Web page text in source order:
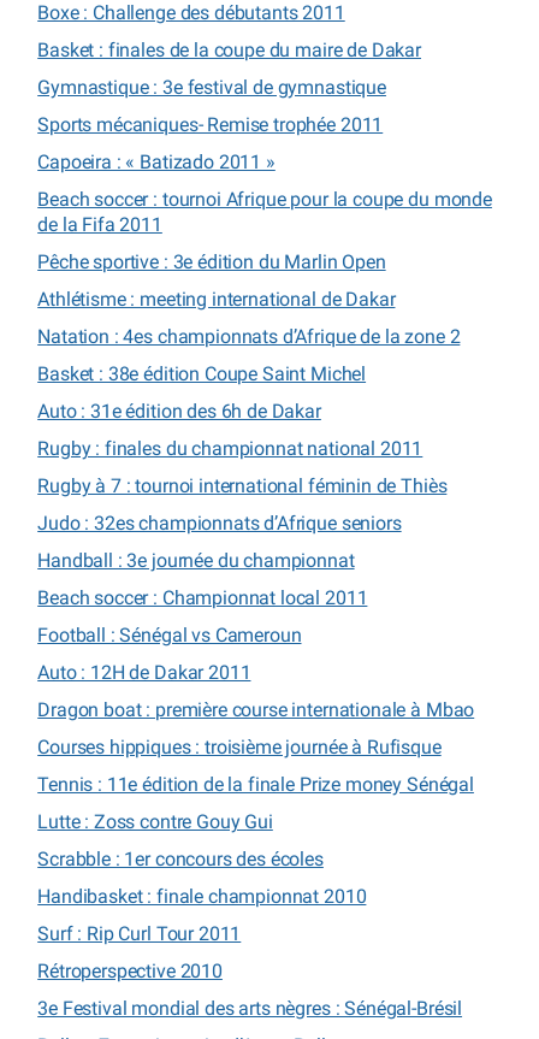
Boxe : Challenge des débutants 2011
Basket : finales de la coupe du maire de Dakar
Gymnastique : 3e festival de gymnastique
Sports mécaniques- Remise trophée 2011
Capoeira : « Batizado 2011 »
Beach soccer : tournoi Afrique pour la coupe du monde
de la Fifa 2011
Pêche sportive : 3e édition du Marlin Open
Athlétisme : meeting international de Dakar
Natation : 4es championnats d’Afrique de la zone 2
Basket : 38e édition Coupe Saint Michel
Auto : 31e édition des 6h de Dakar
Rugby : finales du championnat national 2011
Rugby à 7 : tournoi international féminin de Thiès
Judo : 32es championnats d’Afrique seniors
Handball : 3e journée du championnat
Beach soccer : Championnat local 2011
Football : Sénégal vs Cameroun
Auto : 12H de Dakar 2011
Dragon boat : première course internationale à Mbao
Courses hippiques : troisième journée à Rufisque
Tennis : 11e édition de la finale Prize money Sénégal
Lutte : Zoss contre Gouy Gui
Scrabble : 1er concours des écoles
Handibasket : finale championnat 2010
Surf : Rip Curl Tour 2011
Rétroperspective 2010
3e Festival mondial des arts nègres : Sénégal-Brésil